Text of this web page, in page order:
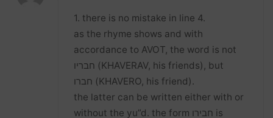
1. there is no mistake in line 4.
as the rhyme shows and with
accordance to AVOT, the word is not
חבריו (KHAVERAV, his friends), but
חברו (KHAVERO, his friend).
the latter can be written either with or
without the yu”d. the form חבירו is